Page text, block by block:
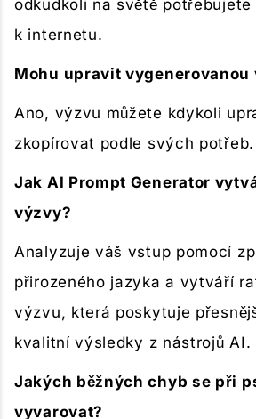
odkudkoli na světě
k internetu.
Mohu upravit vygenerovanou
Ano, výzvu můžete kdykoli
zkopírovat podle svých potřeb.
Jak AI Prompt Generator
výzvy?
Analyzuje váš vstup pomocí
přirozeného jazyka a vytváří
výzvu, která poskytuje
kvalitní výsledky z nástrojů AI.
Jakých běžných chyb se při
vyvarovat?